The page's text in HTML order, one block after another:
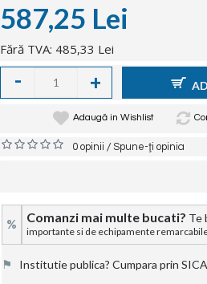
587,25 Lei
Fără TVA: 485,33 Lei
- +
Adaugă in Wishlist
0 opinii /Spune-ţi opinia
% Comanzi mai multe bucati? Te
importante si de echipamente
⚑ Institutie publica? Cumpara prin